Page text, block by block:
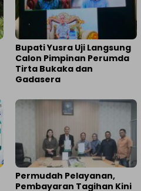
Bupati Yusra Uji Langsung
Calon Pimpinan Perumda
Tirta Bukaka dan
Gadasera
Permudah Pelayanan,
Pembayaran Tagihan Kini